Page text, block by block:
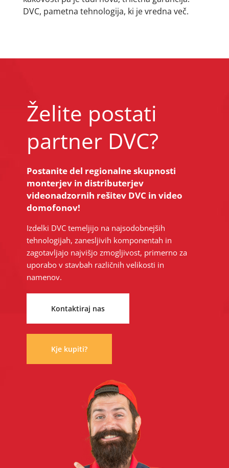
DVC, pametna tehnologija, ki je vredna več.
Želite postati
partner DVC?
Postanite del regionalne skupnosti
monterjev in distributerjev
videonadzornih rešitev DVC in video
domofonov!
Izdelki DVC temeljijo na najsodobnejših
tehnologijah, zanesljivih komponentah in
zagotavljajo najvišjo zmogljivost, primerno za
uporabo v stavbah različnih velikosti in
namenov.
Kontaktiraj nas
Kje kupiti?